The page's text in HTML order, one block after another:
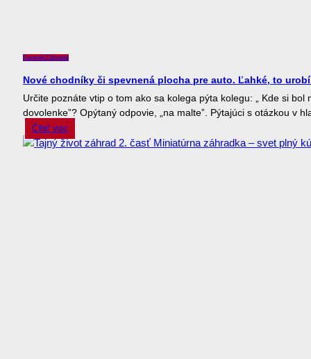
ExteriérZáhrada
Nové chodníky či spevnená plocha pre auto. Ľahké, to
Určite poznáte vtip o tom ako sa kolega pýta kolegu: „ Kde si bol
dovolenke”? Opýtaný odpovie, „na malte”. Pýtajúci s otázkou v
Čítať viac